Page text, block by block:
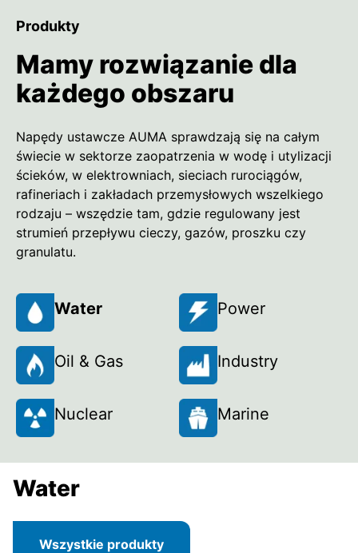
Produkty
Mamy rozwiązanie dla
każdego obszaru
Napędy ustawcze AUMA sprawdzają się na całym
świecie w sektorze zaopatrzenia w wodę i utylizacji
ścieków, w elektrowniach, sieciach rurociągów,
rafineriach i zakładach przemysłowych wszelkiego
rodzaju – wszędzie tam, gdzie regulowany jest
strumień przepływu cieczy, gazów, proszku czy
granulatu.
Water Power
Oil & Gas Industry
Nuclear Marine
Water
Wszystkie produkty